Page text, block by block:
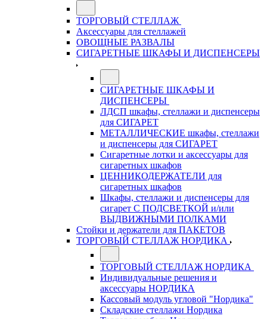
ТОРГОВЫЙ СТЕЛЛАЖ
Аксессуары для стеллажей
ОВОЩНЫЕ РАЗВАЛЫ
СИГАРЕТНЫЕ ШКАФЫ И ДИСПЕНСЕРЫ
СИГАРЕТНЫЕ ШКАФЫ И
ДИСПЕНСЕРЫ
ЛДСП шкафы, стеллажи и диспенсеры
для СИГАРЕТ
МЕТАЛЛИЧЕСКИЕ шкафы, стеллажи
и диспенсеры для СИГАРЕТ
Сигаретные лотки и аксессуары для
сигаретных шкафов
ЦЕННИКОДЕРЖАТЕЛИ для
сигаретных шкафов
Шкафы, стеллажи и диспенсеры для
сигарет С ПОДСВЕТКОЙ и/или
ВЫДВИЖНЫМИ ПОЛКАМИ
Стойки и держатели для ПАКЕТОВ
ТОРГОВЫЙ СТЕЛЛАЖ НОРДИКА
ТОРГОВЫЙ СТЕЛЛАЖ НОРДИКА
Индивидуальные решения и
аксессуары НОРДИКА
Кассовый модуль угловой "Нордика"
Складские стеллажи Нордика